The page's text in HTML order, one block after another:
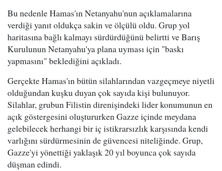
Bu nedenle Hamas'ın Netanyahu'nun açıklamalarına
verdiği yanıt oldukça sakin ve ölçülü oldu. Grup yol
haritasına bağlı kalmayı sürdürdüğünü belirtti ve Barış
Kurulunun Netanyahu'ya plana uyması için "baskı
yapmasını" beklediğini açıkladı.
Gerçekte Hamas'ın bütün silahlarından vazgeçmeye niyetli
olduğundan kuşku duyan çok sayıda kişi bulunuyor.
Silahlar, grubun Filistin direnişindeki lider konumunun en
açık göstergesini oluştururken Gazze içinde meydana
gelebilecek herhangi bir iç istikrarsızlık karşısında kendi
varlığını sürdürmesinin de güvencesi niteliğinde. Grup,
Gazze'yi yönettiği yaklaşık 20 yıl boyunca çok sayıda
düşman edindi.